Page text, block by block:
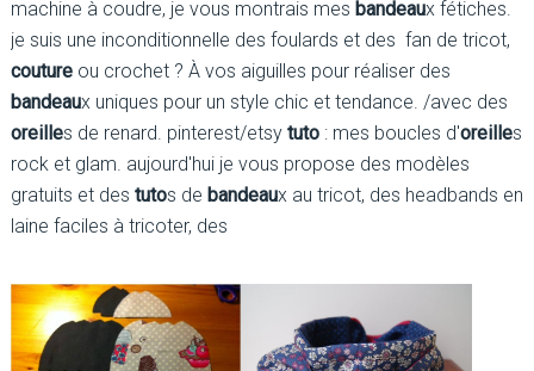
machine à coudre, je vous montrais mes bandeaux fétiches.
je suis une inconditionnelle des foulards et des fan de tricot,
coutureou crochet ? À vos aiguilles pour réaliser des
bandeaux uniques pour un style chic et tendance. /avec des
oreilles de renard. pinterest/etsy tuto: mes boucles d'oreilles
rock et glam. aujourd'hui je vous propose des modèles
gratuits et des tutos de bandeaux au tricot, des headbands en
laine faciles à tricoter, des